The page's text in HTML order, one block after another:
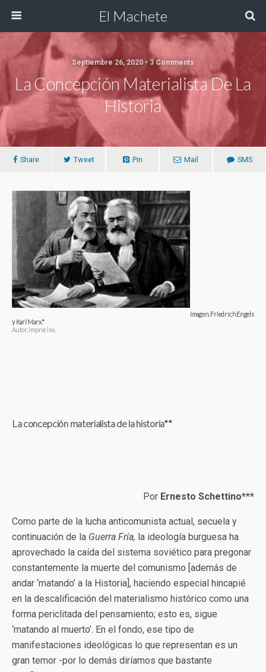
El Machete
Septiembre 26, 2020 • 3 Comments
La Concepción Materialista De La
Historia
Share Tweet Pin Mail SMS
Imagen. Friedrich Engels
y Karl Marx.*
Autor, impreciso.
La concepción materialista de la historia**
Por Ernesto Schettino***
Como parte de la lucha anticomunista actual, secuela y
continuación de la Guerra Fría, la ideología burguesa ha
aprovechado la caída del sistema soviético para pregonar
constantemente la muerte del comunismo [además de
andar ‘matando’ a la Historia], haciendo especial hincapié
en la descalificación del materialismo histórico como una
forma periclitada del pensamiento; esto es, sigue
‘matando al muerto’. En el fondo, ese tipo de
manifestaciones ideológicas lo que representan es un
gran temor -por lo demás diríamos que bastante